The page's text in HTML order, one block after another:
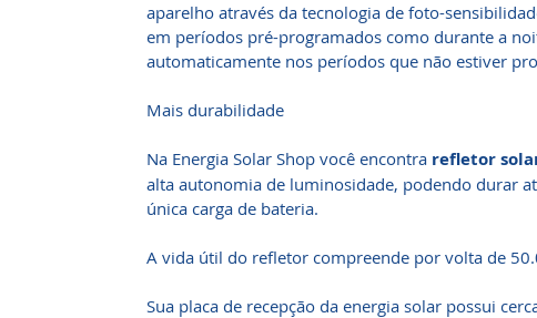
aparelho através da tecnologia de foto-
em períodos pré-programados como durante a
automaticamente nos períodos que não estiver
Mais durabilidade
Na Energia Solar Shop você encontra refletor
alta autonomia de luminosidade, podendo durar
única carga de bateria.
A vida útil do refletor compreende por volta de
Sua placa de recepção da energia solar possui